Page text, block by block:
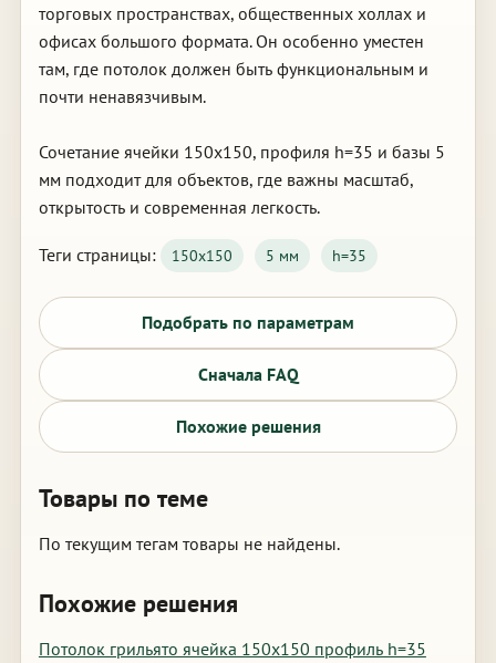
торговых пространствах, общественных холлах и
офисах большого формата. Он особенно уместен
там, где потолок должен быть функциональным и
почти ненавязчивым.
Сочетание ячейки 150х150, профиля h=35 и базы 5
мм подходит для объектов, где важны масштаб,
открытость и современная легкость.
Теги страницы: 150х150 5 мм h=35
Подобрать по параметрам
Сначала FAQ
Похожие решения
Товары по теме
По текущим тегам товары не найдены.
Похожие решения
Потолок грильято ячейка 150х150 профиль h=35